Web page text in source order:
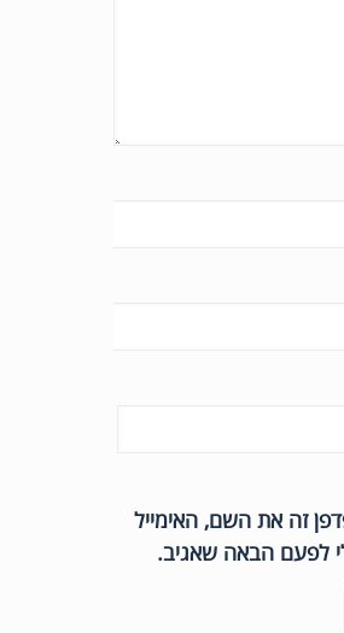
זה את השם, האימייל
לפעם הבאה שאגיב.